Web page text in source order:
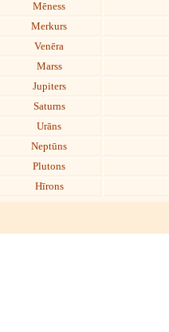
Mēness
Merkurs
Venēra
Marss
Jupiters
Saturns
Urāns
Neptūns
Plutons
Hīrons